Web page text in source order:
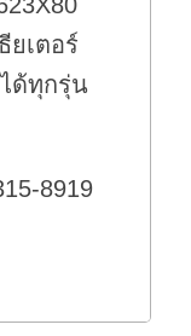
ยเตอร์
ด้ทุกรุ่น
8919